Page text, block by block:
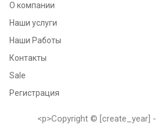
О компании
Наши услуги
Наши Работы
Контакты
Sale
Регистрация
<p>Copyright © [create_year]